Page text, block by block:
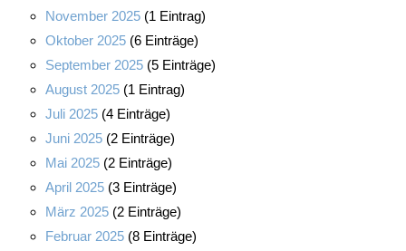
November 2025 (1 Eintrag)
Oktober 2025 (6 Einträge)
September 2025 (5 Einträge)
August 2025 (1 Eintrag)
Juli 2025 (4 Einträge)
Juni 2025 (2 Einträge)
Mai 2025 (2 Einträge)
April 2025 (3 Einträge)
März 2025 (2 Einträge)
Februar 2025 (8 Einträge)